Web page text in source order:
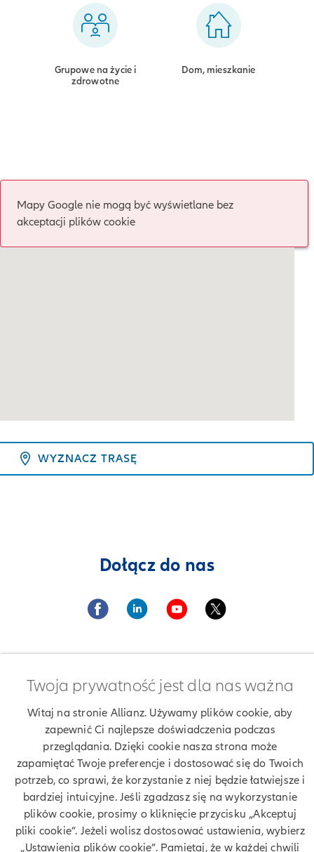
Grupowe na życie i
zdrowotne
Dom, mieszkanie
Mapy Google nie mogą być wyświetlane bez
akceptacji plików cookie
WYZNACZ TRASĘ
Dołącz do nas
Twoje dane
Polityka prywatności
Znajdź agenta Allianz. Znajdź placówkę Allianz
Ubezpieczenia Allianz Monika Pałubicka
Twoja prywatność jest dla nas ważna
Witaj na stronie Allianz. Używamy plików cookie, aby
zapewnić Ci najlepsze doświadczenia podczas
przeglądania. Dzięki cookie nasza strona może
zapamiętać Twoje preferencje i dostosować się do Twoich
potrzeb, co sprawi, że korzystanie z niej będzie łatwiejsze i
bardziej intuicyjne. Jeśli zgadzasz się na wykorzystanie
plików cookie, prosimy o kliknięcie przycisku „Akceptuj
pliki cookie”. Jeżeli wolisz dostosować ustawienia, wybierz
„Ustawienia plików cookie”. Pamiętaj, że w każdej chwili